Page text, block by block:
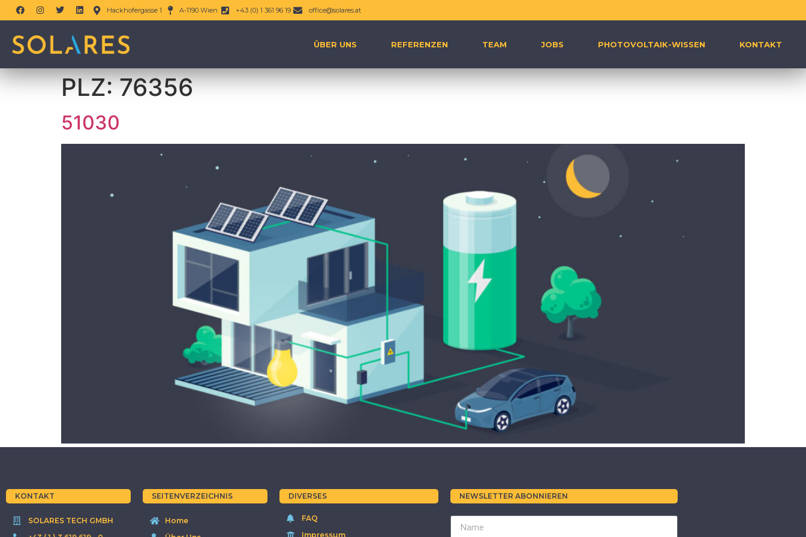
Hackhofergasse 1 A-1190 Wien +43 (0) 1 361 96 19 office@solares.at
ÜBER UNS REFERENZEN TEAM JOBS PHOTOVOLTAIK-WISSEN KONTAKT
PLZ:76356
51030
KONTAKT
SOLARES TECH GMBH
SEITENVERZEICHNIS
Home
DIVERSES
FAQ
Impressum
NEWSLETTER ABONNIEREN